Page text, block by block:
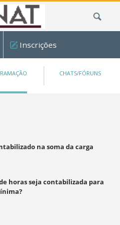
Inscrições
CHATS/FÓRUNS
na soma da carga
horas seja contabilizada para